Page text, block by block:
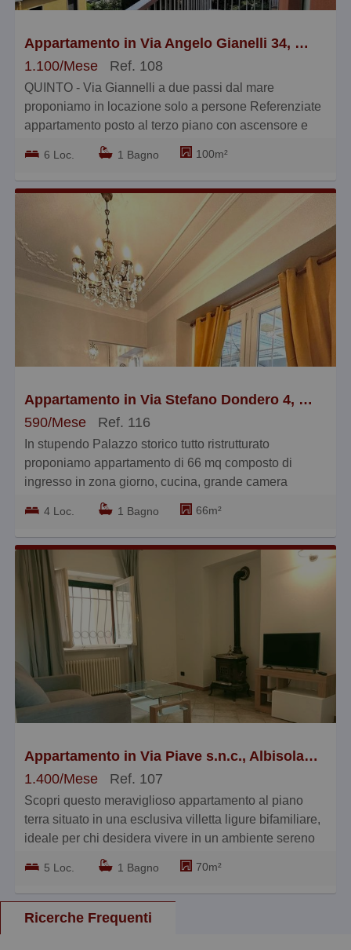
Appartamento in Via Angelo Gianelli 34, Quinto
1.100/Mese
Ref. 108
QUINTO - Via Giannelli a due passi dal mare
proponiamo in locazione solo a persone Referenziate
appartamento posto al terzo piano con ascensore e
composto da ingresso, salone, due camere, cucina
con ulteriore balcone, bagno e porzione di lastrico
solare posto all'ultimo piano - libero dai primi di
settembre - € 1.100+150 BLOCCOIMMOBILIARE.
010.362. 72.54.
6 Loc. 1 Bagno 100m²
Appartamento in Via Stefano Dondero 4, Sampierdarena Centro
590/Mese
Ref. 116
proponiamo appartamento di 66 mq composto di
ingresso in zona giorno, cucina, grande camera
matrimoniale, grande bagno - tutto ristrutturato ed
arredato SOLO TRANSITORIO - NO RESIDENZA -
libero da subito - ideale trasfertisti - due passi dalla
Stazione Ferroviaria - € 590+90
BLOCCOIMMOBILIARE 010.362. 72.54.
4 Loc. 1 Bagno 66m²
Appartamento in Via Piave s.n.c., Albisola Superiore
1.400/Mese
Ref. 107
Scopri questo meraviglioso appartamento al piano
terra situato in una esclusiva villetta ligure bifamiliare,
ideale per chi desidera vivere in un ambiente sereno
senza rinunciare alla comodità.
Con i suoi 70 m² commerciali ben distribuiti in 5 locali,
questa proprietà offre tutto ciò che serve per una vita
confortevole e rilassante.
5 Loc. 1 Bagno 70m²
Ricerche Frequenti